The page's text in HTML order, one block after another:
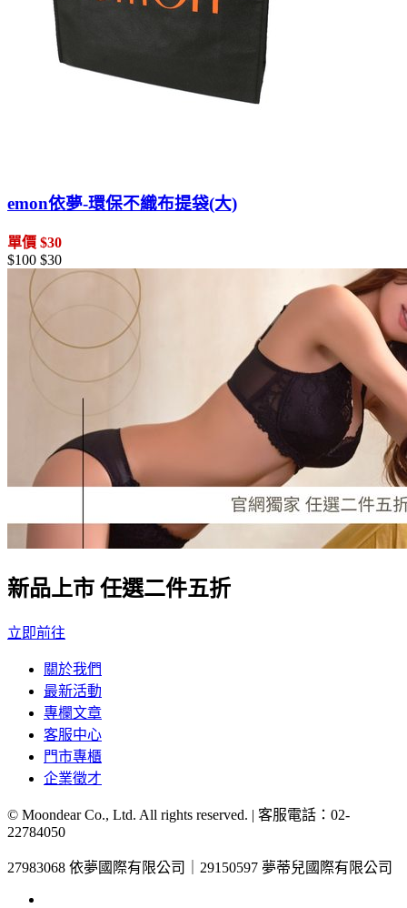
emon依夢-環保不織布提袋(大)
單價 $30
$100 $30
新品上市 任選二件五折
立即前往
關於我們
最新活動
專欄文章
客服中心
門市專櫃
企業徵才
© Moondear Co., Ltd. All rights reserved. | 客服電話： 02-
22784050
27983068 依夢國際有限公司｜29150597 夢蒂兒國際有限公司